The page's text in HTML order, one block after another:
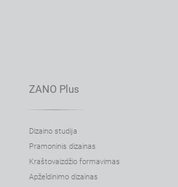
ZANO Plus
Dizaino studija
Pramoninis dizainas
Kraštovaizdžio formavimas
Apželdinimo dizainas